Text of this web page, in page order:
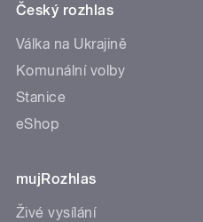
Český rozhlas
Válka na Ukrajině
Komunální volby
Stanice
eShop
mujRozhlas
Živé vysílání